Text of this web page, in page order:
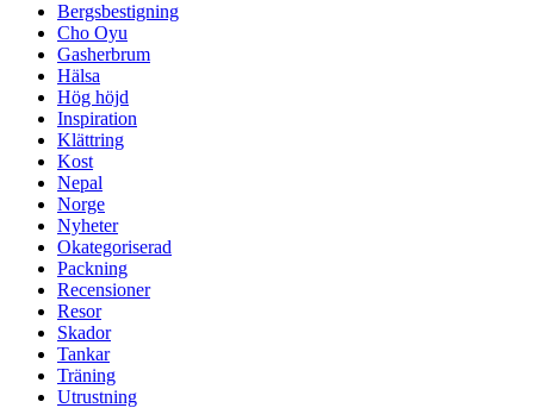
Bergsbestigning
Cho Oyu
Gasherbrum
Hälsa
Hög höjd
Inspiration
Klättring
Kost
Nepal
Norge
Nyheter
Okategoriserad
Packning
Recensioner
Resor
Skador
Tankar
Träning
Utrustning